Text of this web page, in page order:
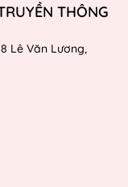
THÔNG
Lê Văn Lương,